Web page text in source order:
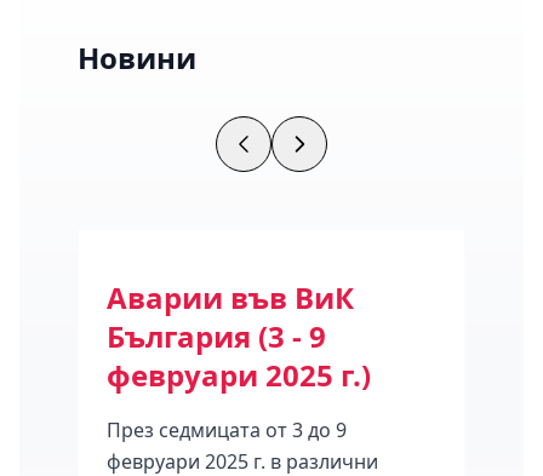
Новини
Аварии във ВиК
България (3 - 9
февруари 2025 г.)
През седмицата от 3 до 9
февруари 2025 г. в различни